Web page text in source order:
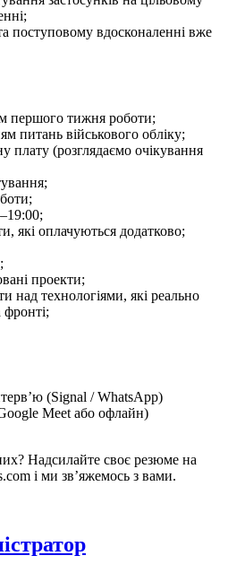
поступовому вдосконаленні вже
першого тижня роботи;
питань військового обліку;
плату (розглядаємо очікування
які оплачуються додатково;
проекти;
над технологіями, які реально
(Signal / WhatsApp)
Meet або офлайн)
Надсилайте своє резюме на
і ми звʼяжемось з вами.